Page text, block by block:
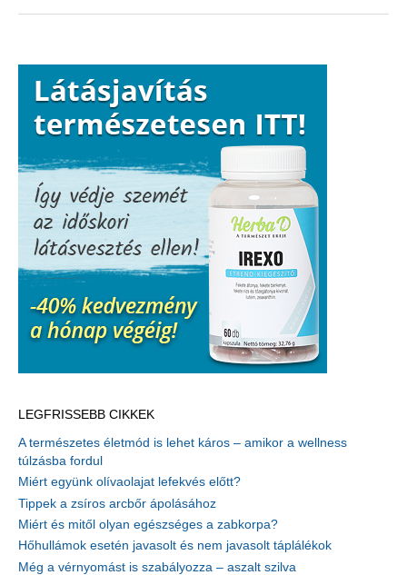
nagyon
egészséges!
LEGFRISSEBB CIKKEK
A természetes életmód is lehet káros – amikor a wellness
túlzásba fordul
Miért együnk olívaolajat lefekvés előtt?
Tippek a zsíros arcbőr ápolásához
Miért és mitől olyan egészséges a zabkorpa?
Hőhullámok esetén javasolt és nem javasolt táplálékok
Még a vérnyomást is szabályozza – aszalt szilva